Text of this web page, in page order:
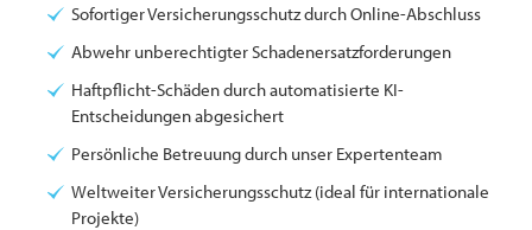
Sofortiger Versicherungsschutz durch Online-Abschluss
Abwehr unberechtigter Schadenersatzforderungen
Haftpflicht-Schäden durch automatisierte KI-
Entscheidungen abgesichert
Persönliche Betreuung durch unser Expertenteam
Weltweiter Versicherungsschutz (ideal für internationale
Projekte)